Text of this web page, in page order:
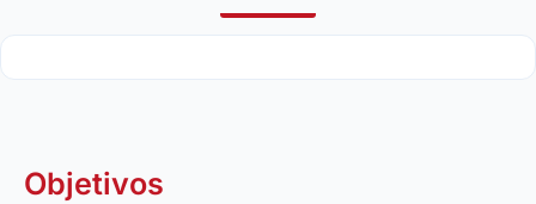
Objetivos